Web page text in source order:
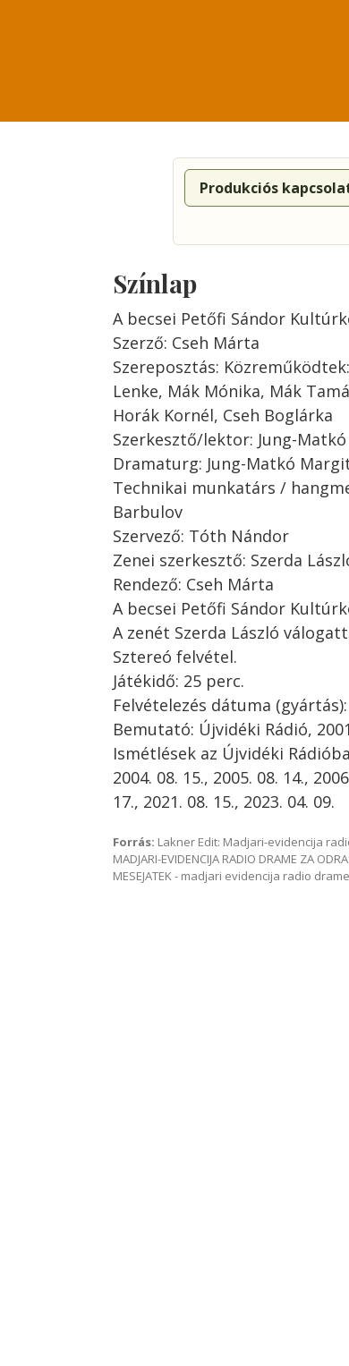
Produkciós
Színlap
A becsei Petőfi Sándor
Szerző: Cseh Márta
Szereposztás:
Lenke, Mák Mónika, Mák
Horák Kornél, Cseh Boglárka
Szerkesztő/lektor: Jung-
Dramaturg: Jung-Matkó
Technikai munkatárs /
Barbulov
Szervező: Tóth Nándor
Zenei szerkesztő: Szerda
Rendező: Cseh Márta
A becsei Petőfi Sándor
A zenét Szerda László
Sztereó felvétel.
Játékidő: 25 perc.
Felvételezés dátuma (gyártás):
Bemutató: Újvidéki Rádió,
Ismétlések az Újvidéki
2004. 08. 15., 2005. 08. 14.,
17., 2021. 08. 15., 2023. 04. 09.
Forrás: Lakner Edit: Madjari-evidencija radio
MADJARI-EVIDENCIJA RADIO DRAME ZA
MESEJATEK - madjari evidencija radio